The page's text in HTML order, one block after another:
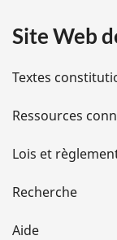
i
l
s
d
e
l
Site Web
Textes
Ressources
Lois et
Recherche
Aide